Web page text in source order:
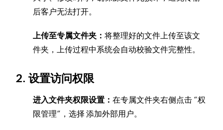
后客户无法打开。
上传至专属文件夹：将整理好的文件上传至该文
件夹，上传过程中系统会自动校验文件完整性。
2. 设置访问权限
进入文件夹权限设置：在专属文件夹右侧点击 “权
限管理”，选择 添加外部用户。